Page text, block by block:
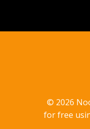
© 2026
for free